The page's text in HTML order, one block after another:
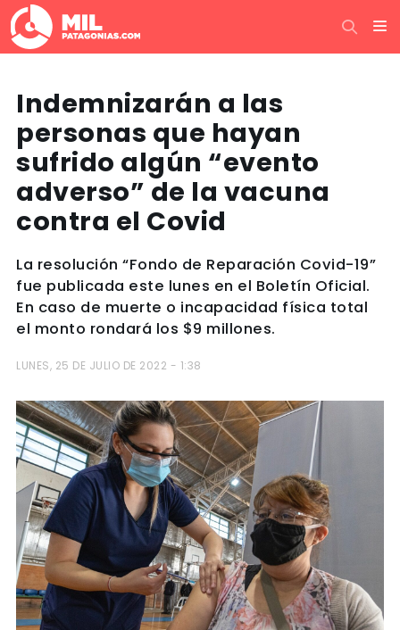
Indemnizarán a las
personas que hayan
sufrido algún “evento
adverso” de la vacuna
contra el Covid
La resolución “Fondo de Reparación Covid-19”
fue publicada este lunes en el Boletín Oficial.
En caso de muerte o incapacidad física total
el monto rondará los $9 millones.
LUNES, 25 DE JULIO DE 2022 - 1:38